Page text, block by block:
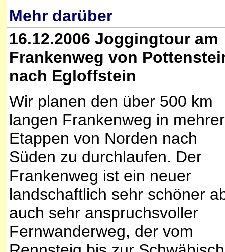
Mehr darüber
16.12.2006 Joggingtour am
Frankenweg von
nach Egloffstein
Wir planen den über 500 km
langen Frankenweg in
Etappen von Norden nach
Süden zu durchlaufen. Der
Frankenweg ist ein neuer
landschaftlich sehr schöner
auch sehr anspruchsvoller
Fernwanderweg, der vom